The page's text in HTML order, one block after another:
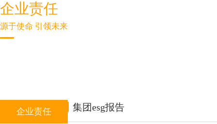
企业责任
源于使命 引领未来
企业责任 集团esg报告